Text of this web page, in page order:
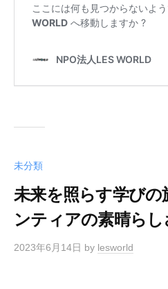
未分類
未来を照らす学びの
ンティアの素晴らし
2023年6月14日 by lesworld